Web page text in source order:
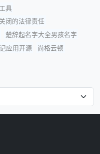
具
闭的法律责任
楚辞起名字大全男孩名字
应用开源
尚格云顿